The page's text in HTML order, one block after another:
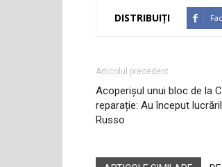
DISTRIBUIȚI
Articolul precedent
Acoperișul unui bloc de la
reparație: Au început
Russo